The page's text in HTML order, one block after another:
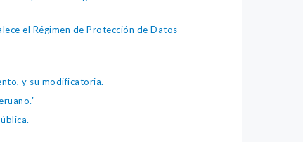
el Régimen de Protección de Datos
y su modificatoria.